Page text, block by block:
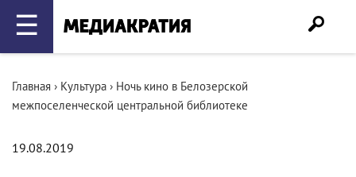
☰
Главная › Культура › Ночь кино в Белозерской
межпоселенческой центральной библиотеке
19.08.2019